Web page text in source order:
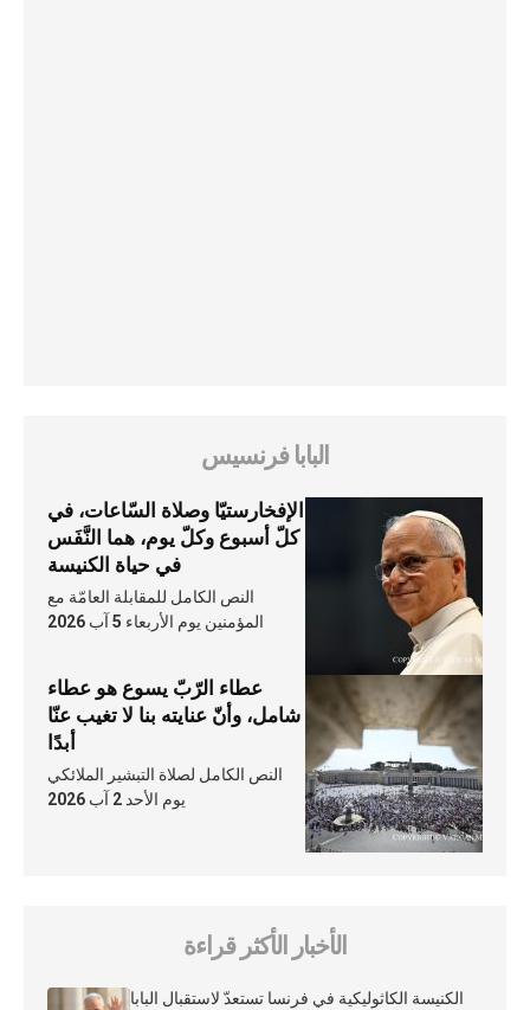
البابا فرنسيس
الإفخارستيّا وصلاة السّاعات، في
كلّ أسبوع وكلّ يوم، هما النَّفَس
في حياة الكنيسة
النص الكامل للمقابلة العامّة مع
المؤمنين يوم الأربعاء 5 آب 2026
عطاء الرّبّ يسوع هو عطاء
شامل، وأنّ عنايته بنا لا تغيب عنّا
أبدًا
النص الكامل لصلاة التبشير الملائكي
يوم الأحد 2 آب 2026
الأخبار الأكثر قراءة
الكنيسة الكاثوليكية في فرنسا تستعدّ لاستقبال البابا